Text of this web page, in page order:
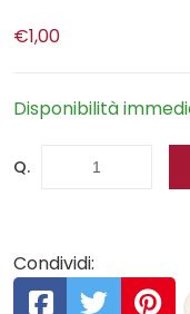
€1,00
Disponibilità
Q.
Condividi: